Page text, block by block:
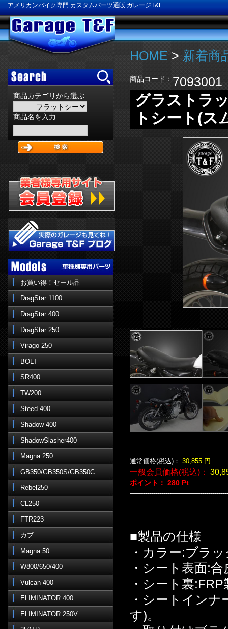
アメリカンバイク専門 カスタムパーツ通販 ガレージT&F
商品カテゴリから選ぶ
商品名を入力
お買い得！セール品
DragStar 1100
DragStar 400
DragStar 250
Virago 250
BOLT
SR400
TW200
Steed 400
Shadow 400
ShadowSlasher400
Magna 250
GB350/GB350S/GB350C
Rebel250
CL250
FTR223
カブ
Magna 50
W800/650/400
Vulcan 400
ELIMINATOR 400
ELIMINATOR 250V
HOME > 新着商
商品コード： 7093001
グラストラ
トシート(ス
通常価格(税込)： 30,855 円
一般会員価格(税込)：
ポイント： 280 Pt
■製品の仕様
・カラー:ブラ
・シート表面:合
・シート裏:FRP
・シートイン
す)。